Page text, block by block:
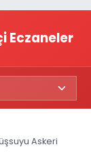
Eczaneler
Askeri